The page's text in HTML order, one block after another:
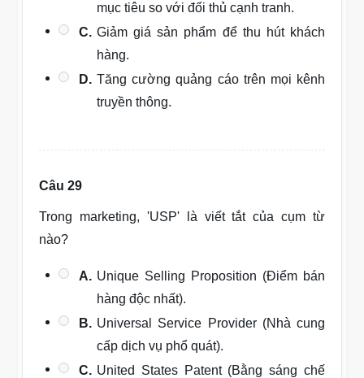
mục tiêu so với đối thủ cạnh tranh.
C. Giảm giá sản phẩm để thu hút khách
hàng.
D. Tăng cường quảng cáo trên mọi kênh
truyền thông.
Câu 29
Trong marketing, 'USP' là viết tắt của cụm từ
nào?
A. Unique Selling Proposition (Điểm bán
hàng độc nhất).
B. Universal Service Provider (Nhà cung
cấp dịch vụ phổ quát).
C. United States Patent (Bằng sáng chế